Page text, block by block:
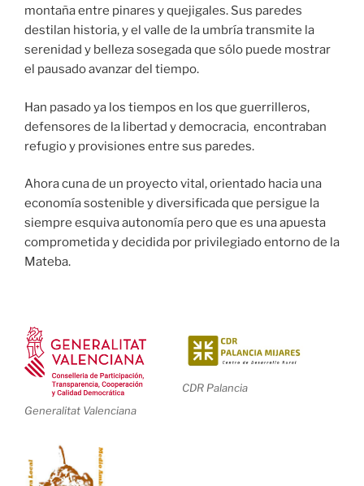
montaña entre pinares y quejigales. Sus paredes
destilan historia, y el valle de la umbría transmite la
serenidad y belleza sosegada que sólo puede mostrar
el pausado avanzar del tiempo.
Han pasado ya los tiempos en los que guerrilleros,
defensores de la libertad y democracia, encontraban
refugio y provisiones entre sus paredes.
Ahora cuna de un proyecto vital, orientado hacia una
economía sostenible y diversificada que persigue la
siempre esquiva autonomía pero que es una apuesta
comprometida y decidida por privilegiado entorno de la
Mateba.
Generalitat Valenciana
CDR Palancia